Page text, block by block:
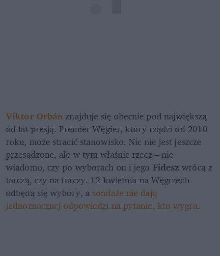
Viktor Orbán znajduje się obecnie pod największą
od lat presją. Premier Węgier, który rządzi od 2010
roku, może stracić stanowisko. Nic nie jest jeszcze
przesądzone, ale w tym właśnie rzecz – nie
wiadomo, czy po wyborach on i jego Fidesz wrócą z
tarczą, czy na tarczy. 12 kwietnia na Węgrzech
odbędą się wybory, a sondaże nie dają
jednoznacznej odpowiedzi na pytanie, kto wygra.